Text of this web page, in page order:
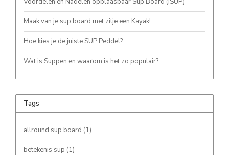
Maak van je sup board met zitje een Kayak!
Hoe kies je de juiste SUP Peddel?
Wat is Suppen en waarom is het zo populair?
Tags
allround sup board (1)
betekenis sup (1)